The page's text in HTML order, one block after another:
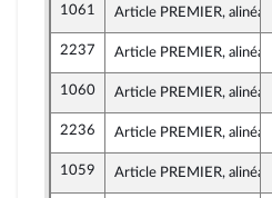
1061 Article PREMIER, alinéa 1
2237 Article PREMIER, alinéa 1
1060 Article PREMIER, alinéa 1
2236 Article PREMIER, alinéa 1
1059 Article PREMIER, alinéa 1